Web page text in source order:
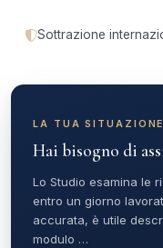
Sottrazione
LA TUA SITUAZIONE
Hai bisogno di
Lo Studio esamina le
entro un giorno
accurata, è utile
modulo …